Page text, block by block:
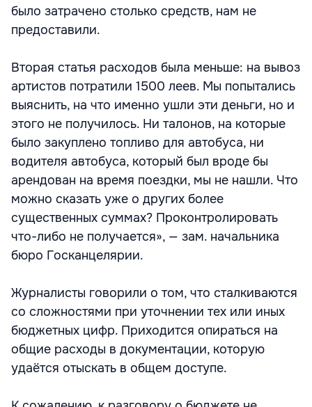
было затрачено столько средств, нам не
предоставили.
Вторая статья расходов была меньше: на вывоз
артистов потратили 1500 леев. Мы попытались
выяснить, на что именно ушли эти деньги, но и
этого не получилось. Ни талонов, на которые
было закуплено топливо для автобуса, ни
водителя автобуса, который был вроде бы
арендован на время поездки, мы не нашли. Что
можно сказать уже о других более
существенных суммах? Проконтролировать
что-либо не получается», — зам. начальника
бюро Госканцелярии.
Журналисты говорили о том, что сталкиваются
со сложностями при уточнении тех или иных
бюджетных цифр. Приходится опираться на
общие расходы в документации, которую
удаётся отыскать в общем доступе.